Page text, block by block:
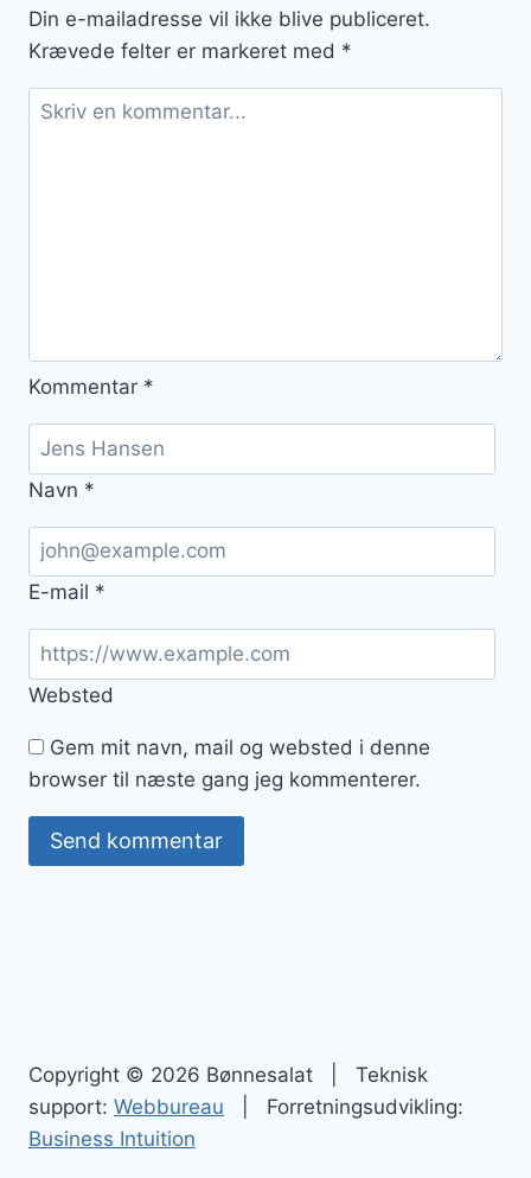
Din e-mailadresse vil ikke blive publiceret.
Krævede felter er markeret med *
Kommentar *
Navn *
E-mail *
Websted
Gem mit navn, mail og websted i denne
browser til næste gang jeg kommenterer.
Copyright © 2026 Bønnesalat | Teknisk
support: Webbureau | Forretningsudvikling:
Business Intuition